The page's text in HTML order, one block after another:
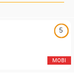
5
MOBI